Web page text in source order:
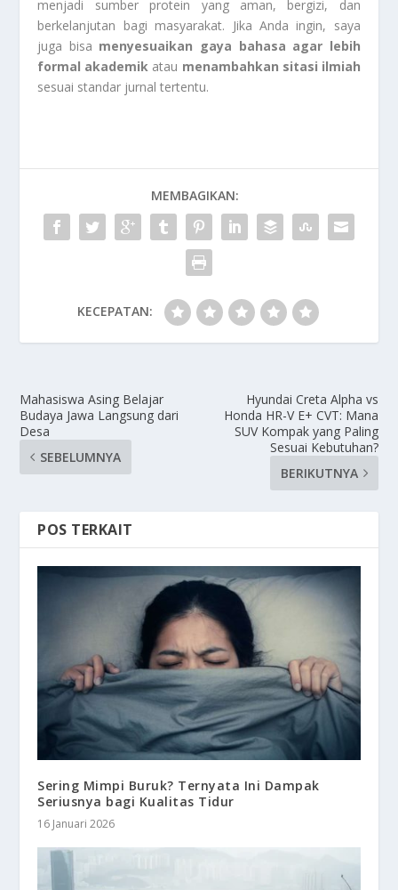
menjadi sumber protein yang aman, bergizi, dan
berkelanjutan bagi masyarakat. Jika Anda ingin, saya
juga bisa menyesuaikan gaya bahasa agar lebih
formal akademik atau menambahkan sitasi ilmiah
sesuai standar jurnal tertentu.
MEMBAGIKAN:
KECEPATAN:
Mahasiswa Asing Belajar
Budaya Jawa Langsung dari
Desa
SEBELUMNYA
Hyundai Creta Alpha vs
Honda HR-V E+ CVT: Mana
SUV Kompak yang Paling
Sesuai Kebutuhan?
BERIKUTNYA
POS TERKAIT
Sering Mimpi Buruk? Ternyata Ini Dampak
Seriusnya bagi Kualitas Tidur
16 Januari 2026